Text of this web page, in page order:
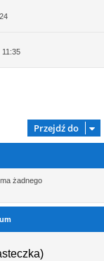
11:35
Przejdź do
żadnego